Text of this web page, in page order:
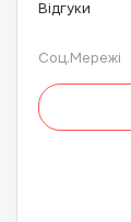
Відгуки
Соц.Мережі